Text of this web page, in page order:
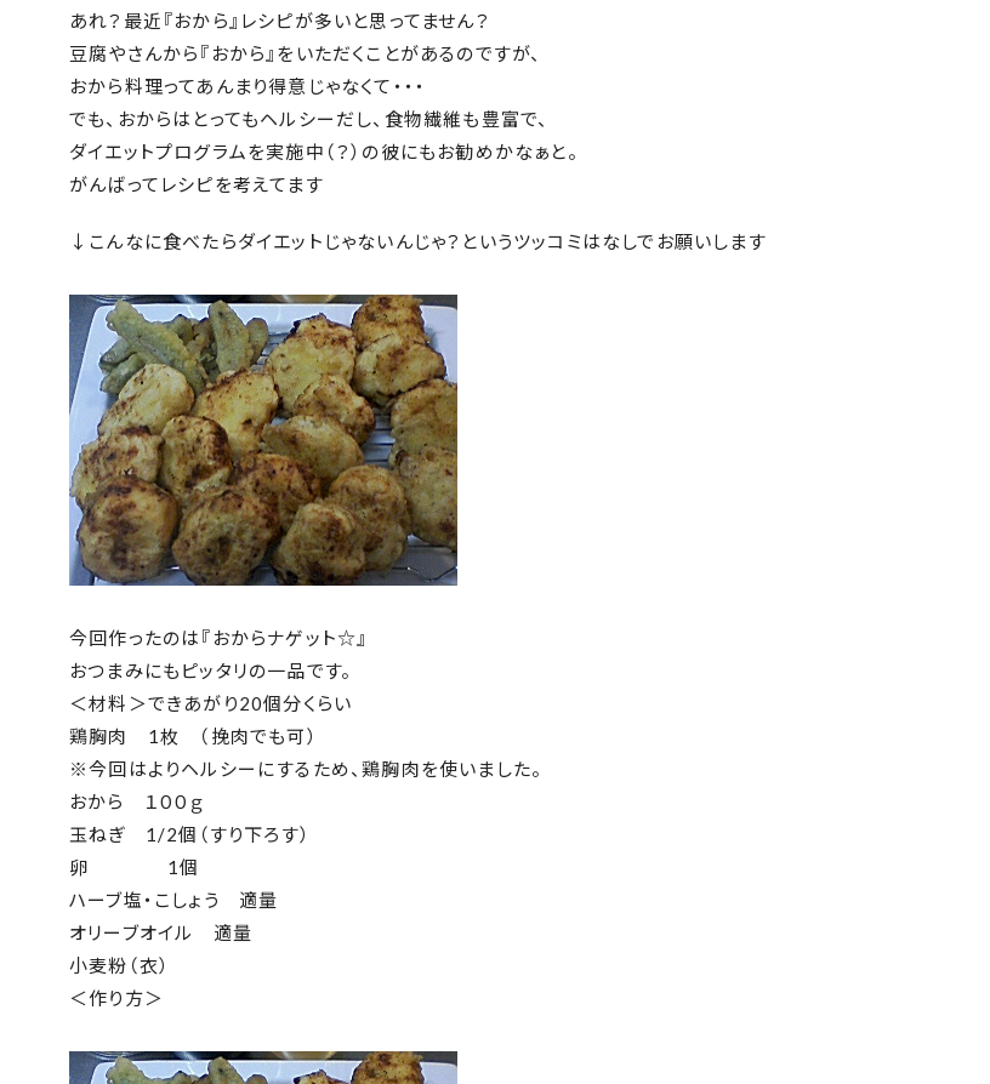
あれ？最近『おから』レシピが多いと思ってません？
豆腐やさんから『おから』をいただくことがあるのですが、
おから料理ってあんまり得意じゃなくて・・・
でも、おからはとってもヘルシーだし、食物繊維も豊富で、
ダイエットプログラムを実施中（？）の彼にもお勧めかなぁと。
がんばってレシピを考えてます
↓こんなに食べたらダイエットじゃないんじゃ？というツッコミはなしでお願いします
今回作ったのは『おからナゲット☆』
おつまみにもピッタリの一品です。
＜材料＞できあがり20個分くらい
鶏胸肉 1枚 （挽肉でも可）
※今回はよりヘルシーにするため、鶏胸肉を使いました。
おから １００ｇ
玉ねぎ 1/2個（すり下ろす）
卵 1個
ハーブ塩・こしょう 適量
オリーブオイル 適量
小麦粉（衣）
＜作り方＞